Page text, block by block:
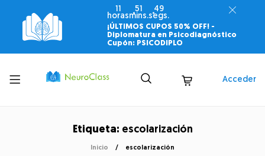
11
horas
51
mins.
49
segs.
¡ÚLTIMOS CUPOS 50% OFF! -
Diplomatura en Psicodiagnóstico
Cupón: PSICODIPLO
Toggle
menu
Acceder
Etiqueta: escolarización
Inicio escolarización